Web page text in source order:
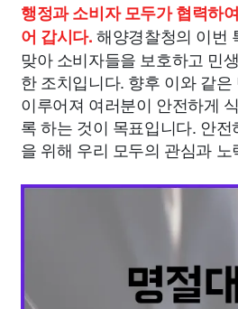
행정과 소비자 모두가 협력하
어 갑시다.해양경찰청의 이번
맞아 소비자들을 보호하고 민
한 조치입니다. 향후 이와 같
이루어져 여러분이 안전하게
록 하는 것이 목표입니다. 안
을 위해 우리 모두의 관심과